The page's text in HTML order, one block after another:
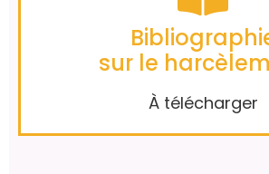
sur le
À télécharger